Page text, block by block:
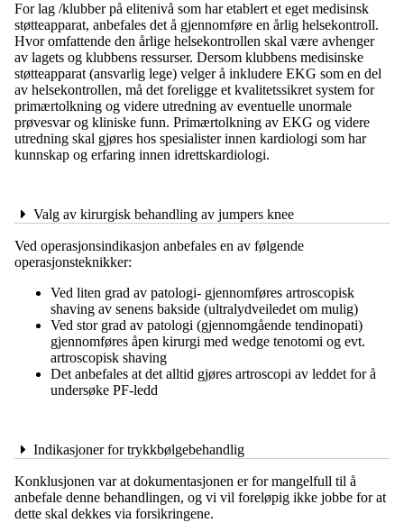
For lag /klubber på elitenivå som har etablert et eget medisinsk
støtteapparat, anbefales det å gjennomføre en årlig helsekontroll.
Hvor omfattende den årlige helsekontrollen skal være avhenger
av lagets og klubbens ressurser. Dersom klubbens medisinske
støtteapparat (ansvarlig lege) velger å inkludere EKG som en del
av helsekontrollen, må det foreligge et kvalitetssikret system for
primærtolkning og videre utredning av eventuelle unormale
prøvesvar og kliniske funn. Primærtolkning av EKG og videre
utredning skal gjøres hos spesialister innen kardiologi som har
kunnskap og erfaring innen idrettskardiologi.
Valg av kirurgisk behandling av jumpers knee
Ved operasjonsindikasjon anbefales en av følgende
operasjonsteknikker:
Ved liten grad av patologi- gjennomføres artroscopisk
shaving av senens bakside (ultralydveiledet om mulig)
Ved stor grad av patologi (gjennomgående tendinopati)
gjennomføres åpen kirurgi med wedge tenotomi og evt.
artroscopisk shaving
Det anbefales at det alltid gjøres artroscopi av leddet for å
undersøke PF-ledd
Indikasjoner for trykkbølgebehandlig
Konklusjonen var at dokumentasjonen er for mangelfull til å
anbefale denne behandlingen, og vi vil foreløpig ikke jobbe for at
dette skal dekkes via forsikringene.